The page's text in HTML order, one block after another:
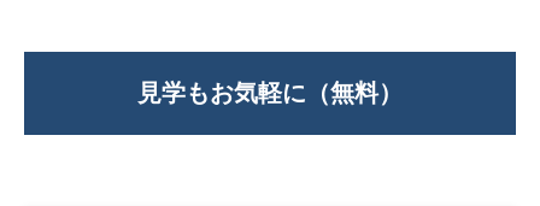
見学もお気軽に（無料）